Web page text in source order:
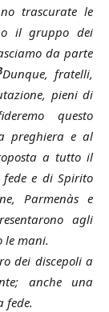
trascurate le
il gruppo dei
da parte
Dunque, fratelli,
pieni di
questo
preghiera e al
a tutto il
fede e di Spirito
Parmenàs e
agli
le mani.
dei discepoli a
anche una
fede.